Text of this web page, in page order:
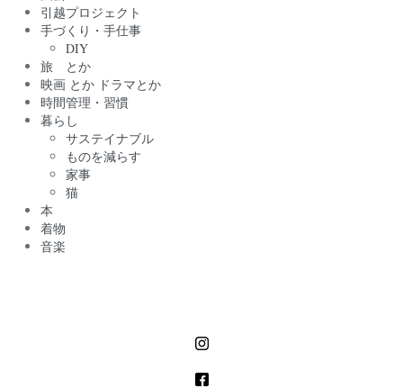
引越プロジェクト
手づくり・手仕事
DIY
旅 とか
映画 とか ドラマとか
時間管理・習慣
暮らし
サステイナブル
ものを減らす
家事
猫
本
着物
音楽